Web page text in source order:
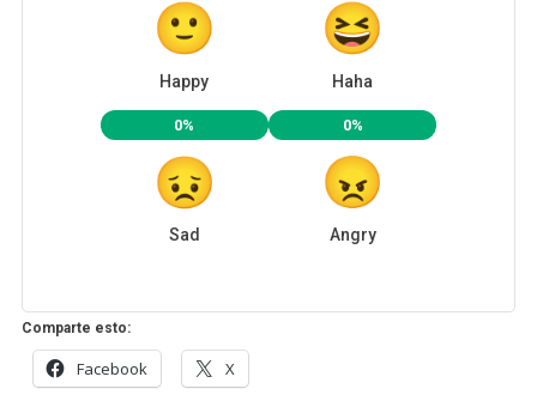
Happy Haha
0%
Sad
0%
Angry
Comparte esto:
Facebook X